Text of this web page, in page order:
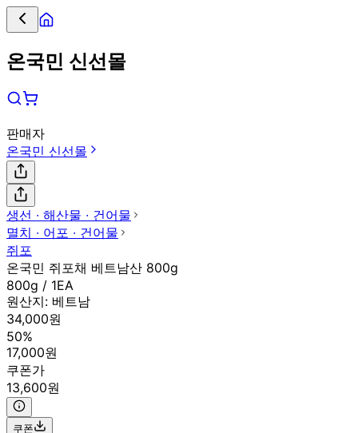
온국민 신선몰
판매자
온국민 신선몰
생선 ∙ 해산물 ∙ 건어물
멸치 ∙ 어포 ∙ 건어물
쥐포
온국민 쥐포채 베트남산 800g
800g / 1EA
원산지: 베트남
34,000원
50%
17,000원
쿠폰가
13,600원
쿠폰